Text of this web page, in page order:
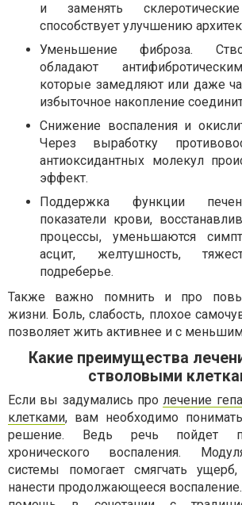
и заменять
способствует улучшению
Уменьшение фиброза.
обладают
которые замедляют или даже
избыточное накопление
Снижение воспаления и
Через выработку
антиоксидантных молекул
эффект.
Поддержка функции
показатели крови,
процессы, уменьшаются
асцит, желтушность,
подреберье.
Также важно помнить и про
жизни. Боль, слабость, плохое
позволяет жить активнее и с
Какие преимущества
стволовыми
Если вы задумались пролечение
клетками, вам необходимо
решение. Ведь речь пойдет
хронического воспаления.
системы помогает смягчать
нанести продолжающееся